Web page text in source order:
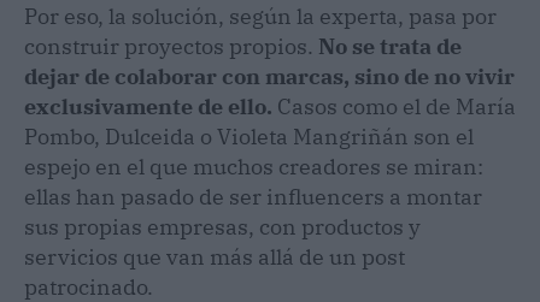
Por eso, la solución, según la experta, pasa por
construir proyectos propios. No se trata de
dejar de colaborar con marcas, sino de no vivir
exclusivamente de ello. Casos como el de María
Pombo, Dulceida o Violeta Mangriñán son el
espejo en el que muchos creadores se miran:
ellas han pasado de ser influencers a montar
sus propias empresas, con productos y
servicios que van más allá de un post
patrocinado.